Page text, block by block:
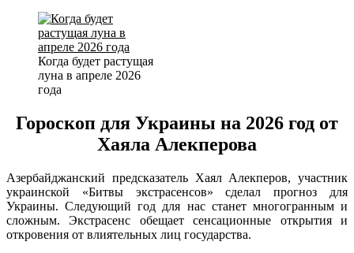
Когда будет растущая
луна в апреле 2026
года
Гороскоп для Украины на 2026 год от
Хаяла Алекперова
Азербайджанский предсказатель Хаял Алекперов, участник
украинской «Битвы экстрасенсов» сделал прогноз для
Украины. Следующий год для нас станет многогранным и
сложным. Экстрасенс обещает сенсационные открытия и
откровения от влиятельных лиц государства.